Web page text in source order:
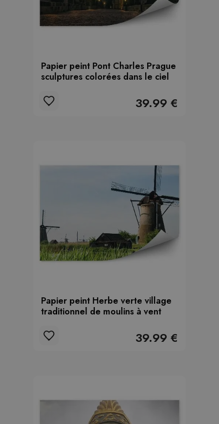
Papier peint Pont Charles Prague
sculptures colorées dans le ciel
39.99 €
Papier peint Herbe verte village
traditionnel de moulins à vent
39.99 €